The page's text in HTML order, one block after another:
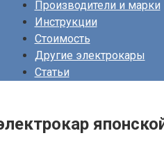
Производители и марки
Инструкции
Стоимость
Другие электрокары
Статьи